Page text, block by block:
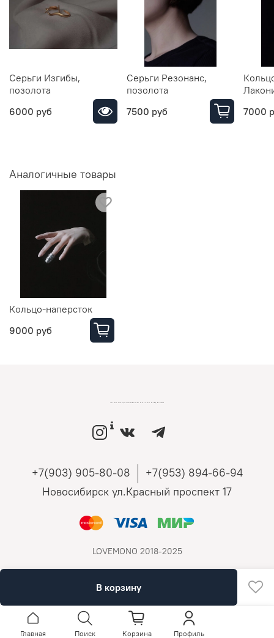
В корзину
Серьги Изгибы,
позолота
6000 руб
Серьги Резонанс,
позолота
7500 руб
7000
Аналогичные товары
Кольцо-наперсток
9000 руб
+7(903) 905-80-08
+7(953) 894-66-94
Новосибирск ул.Красный проспект 17
LOVEMONO МАГАЗИН УКРАШЕНИЙ ИЗ СЕРЕБРА И ЗОЛОТА РОССИЙСКИХ ДИЗАЙНЕРОВ
LOVEMONO 2018-2025
Главная Поиск Корзина Профиль